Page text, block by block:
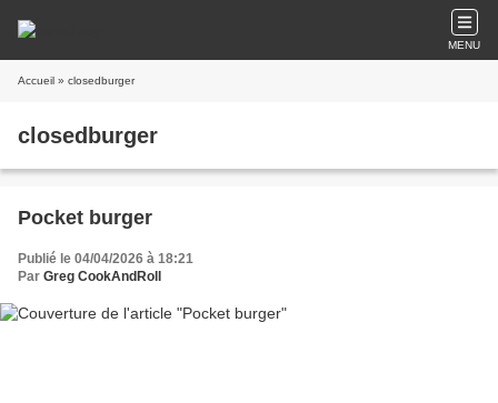
MENU
Accueil » closedburger
closedburger
Pocket burger
Publié le 04/04/2026 à 18:21
Par Greg CookAndRoll